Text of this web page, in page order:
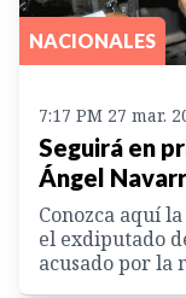
NACIONALES
7:17 PM 27 mar.
Seguirá en
Ángel
Conozca aquí
el exdiputado
acusado por la